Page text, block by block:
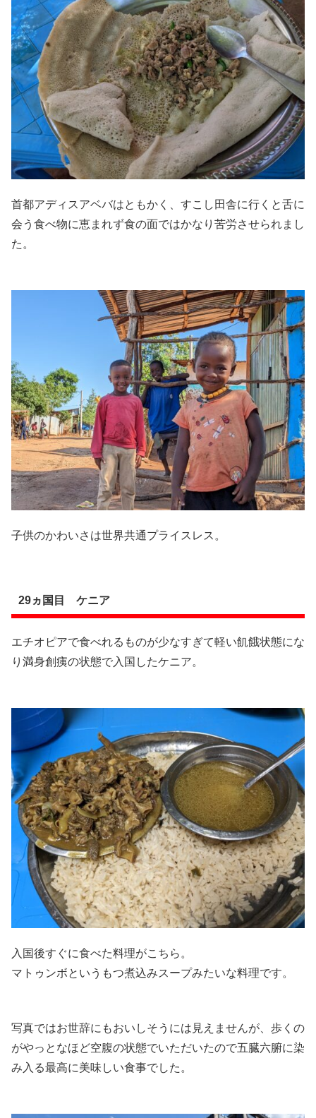
首都アディスアベバはともかく、すこし田舎に行くと舌に
会う食べ物に恵まれず食の面ではかなり苦労させられまし
た。
子供のかわいさは世界共通プライスレス。
29ヵ国目 ケニア
エチオピアで食べれるものが少なすぎて軽い飢餓状態にな
り満身創痍の状態で入国したケニア。
入国後すぐに食べた料理がこちら。
マトゥンボというもつ煮込みスープみたいな料理です。
写真ではお世辞にもおいしそうには見えませんが、歩くの
がやっとなほど空腹の状態でいただいたので五臓六腑に染
み入る最高に美味しい食事でした。